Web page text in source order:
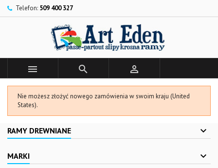
Telefon: 509 400 327
  
Nie możesz złożyć nowego zamówienia w swoim kraju (United
States).
RAMY DREWNIANE
MARKI